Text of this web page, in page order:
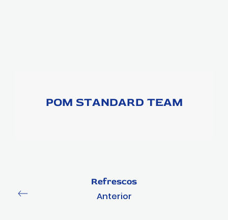
POM STANDARD TEAM
Refrescos
Anterior